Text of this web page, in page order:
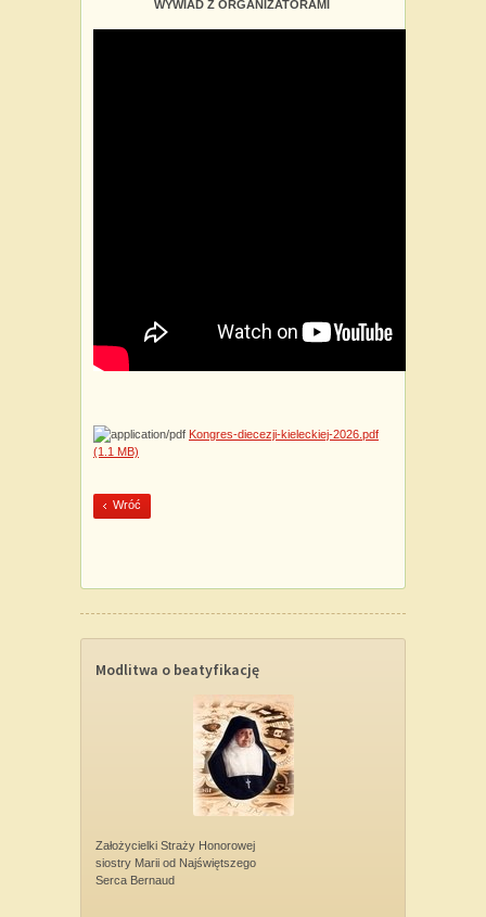
WYWIAD Z ORGANIZATORAMI
Kongres-diecezji-kieleckiej-2026.pdf
(1.1 MB)
Wróć
Modlitwa o beatyfikację
Założycielki Straży Honorowej
siostry Marii od Najświętszego
Serca Bernaud